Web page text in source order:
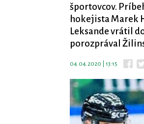
športovcov.
hokejista Marek
Leksande vrátil
porozprával
04.04.2020 | 13:15